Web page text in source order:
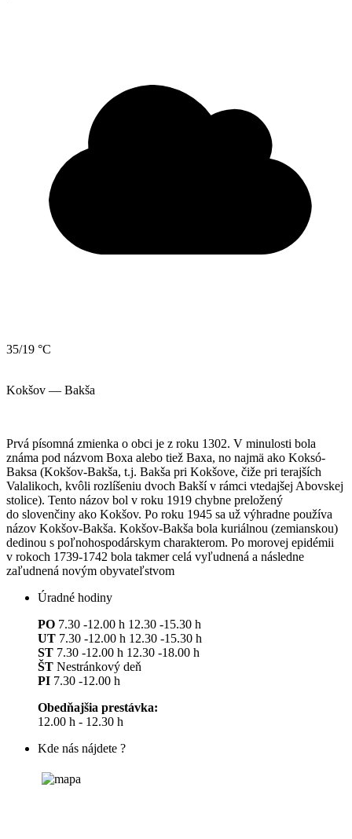
35/19 °C
Kokšov — Bakša
Prvá písomná zmienka o obci je z roku 1302. V minulosti bola
známa pod názvom Boxa alebo tiež Baxa, no najmä ako Koksó-
Baksa (Kokšov-Bakša, t.j. Bakša pri Kokšove, čiže pri terajších
Valalikoch, kvôli rozlíšeniu dvoch Bakší v rámci vtedajšej Abovskej
stolice). Tento názov bol v roku 1919 chybne preložený
do slovenčiny ako Kokšov. Po roku 1945 sa už výhradne používa
názov Kokšov-Bakša. Kokšov-Bakša bola kuriálnou (zemianskou)
dedinou s poľnohospodárskym charakterom. Po morovej epidémii
v rokoch 1739-1742 bola takmer celá vyľudnená a následne
zaľudnená novým obyvateľstvom
Úradné hodiny
PO 7.30 -12.00 h 12.30 -15.30 h
UT 7.30 -12.00 h 12.30 -15.30 h
ST 7.30 -12.00 h 12.30 -18.00 h
ŠT Nestránkový deň
PI 7.30 -12.00 h
Obedňajšia prestávka:
12.00 h - 12.30 h
Kde nás nájdete ?